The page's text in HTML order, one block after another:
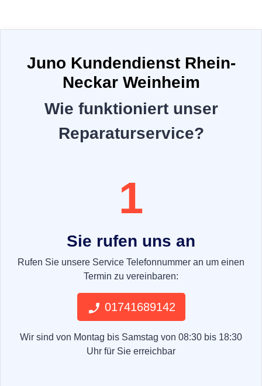
Juno Kundendienst Rhein-
Neckar Weinheim
Wie funktioniert unser
Reparaturservice?
1
Sie rufen uns an
Rufen Sie unsere Service Telefonnummer an um einen
Termin zu vereinbaren:
01741689142
Wir sind von Montag bis Samstag von 08:30 bis 18:30
Uhr für Sie erreichbar